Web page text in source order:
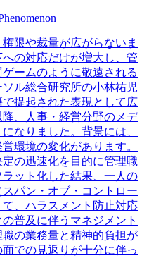
限や裁量が広がらないま
の対応だけが増大し、管
ームのように敬遠される
ル総合研究所の小林祐児
提起された表現として広
、人事・経営分野のメデ
なりました。背景には、
環境の変化があります。
の迅速化を目的に管理職
ット化した結果、一人の
パン・オブ・コントロー
、ハラスメント防止対応
普及に伴うマネジメント
の業務量と精神的負担が
での見返りが十分に伴っ